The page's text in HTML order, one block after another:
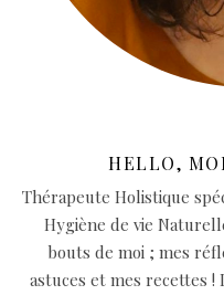
HELLO,
Thérapeute Holistique
Hygiène de vie
bouts de moi ; mes
astuces et mes recettes